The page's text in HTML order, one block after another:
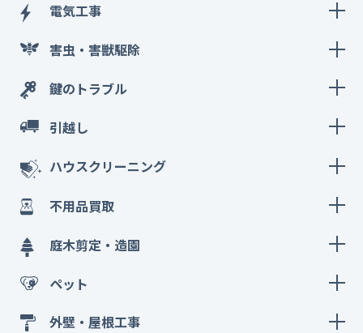
電気工事
害虫・害獣駆除
鍵のトラブル
引越し
ハウスクリーニング
不用品買取
庭木剪定・造園
ペット
外壁・屋根工事